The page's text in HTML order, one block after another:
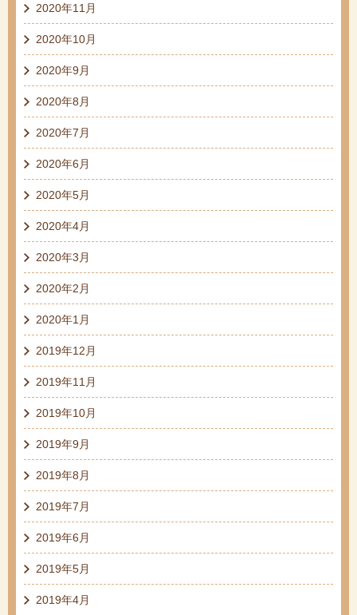
2020年11月
2020年10月
2020年9月
2020年8月
2020年7月
2020年6月
2020年5月
2020年4月
2020年3月
2020年2月
2020年1月
2019年12月
2019年11月
2019年10月
2019年9月
2019年8月
2019年7月
2019年6月
2019年5月
2019年4月